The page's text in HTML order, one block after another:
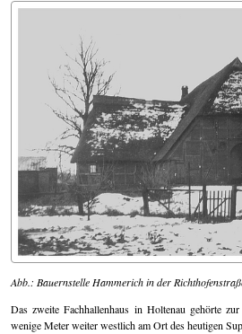
Abb.: Bauernstelle Hammerich in der
Das zweite Fachhallenhaus in Holtenau gehörte
wenige Meter weiter westlich am Ort des heutigen